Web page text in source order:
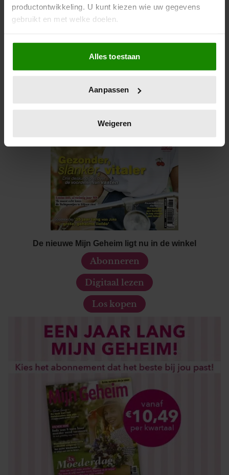
productontwikkeling. U kunt kiezen wie uw gegevens
gebruikt en met welke doelen.
Als u het toestaat, willen we ook graag:
Informatie verzamelen over uw geografische locatie,
die tot een paar meter nauwkeurig kan zijn
op specifieke eigenschappen (fingerprinting)
verwerkt en stel uw voorkeuren in het
intrekken in de Cookieverklaring.
We gebruiken cookies om content en advertenties te
personaliseren, om functies voor social media te bieden
en om ons websiteverkeer te analyseren. Ook delen we
informatie over uw gebruik van onze site met onze
partners voor social media, adverteren en analyse. Deze
partners kunnen deze gegevens combineren met andere
informatie die u aan ze heeft verstrekt of die ze hebben
verzameld op basis van uw gebruik van hun services. U
gaat akkoord met onze cookies als u onze website blijft
Alles toestaan
Aanpassen
Weigeren
vrouwen heeft veranderd naar blanco dan
maar. Zoals ik eerder al zei. Succes!!
De nieuwe Mijn Geheim ligt nu in de winkel
Abonneren
Digitaal lezen
Los kopen